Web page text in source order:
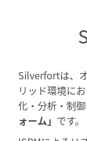
Silverfortは、
リッド環境に
化・分析・制
ォーム」 です。